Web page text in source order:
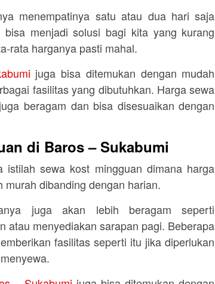
menempatinya satu atau dua hari saja
menjadi solusi bagi kita yang kurang
rata harganya pasti mahal.
juga bisa ditemukan dengan mudah
fasilitas yang dibutuhkan. Harga sewa
beragam dan bisa disesuaikan dengan
di Baros – Sukabumi
sewa kost mingguan dimana harga
dibanding dengan harian.
juga akan lebih beragam seperti
atau menyediakan sarapan pagi. Beberapa
fasilitas seperti itu jika diperlukan